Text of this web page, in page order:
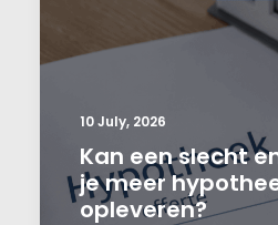
10 July, 2026
Kan een slecht
je meer
opleveren?